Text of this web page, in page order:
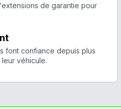
de garantie pour
font confiance depuis plus
véhicule.